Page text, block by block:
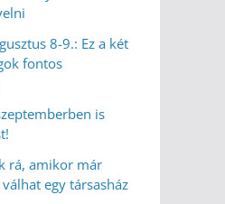
8-9.: Ez a két
fontos
is
rá, amikor már
egy társasház